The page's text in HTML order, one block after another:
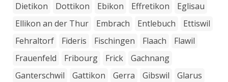
Dietikon
Dottikon Ebikon Effretikon
Eglisau
Ellikon an der Thur
Embrach Entlebuch
Ettiswil
Fehraltorf
Fideris Fischingen Flaach
Flawil
Frauenfeld
Fribourg Frick
Gachnang
Ganterschwil
Gattikon Gerra Gibswil
Glarus